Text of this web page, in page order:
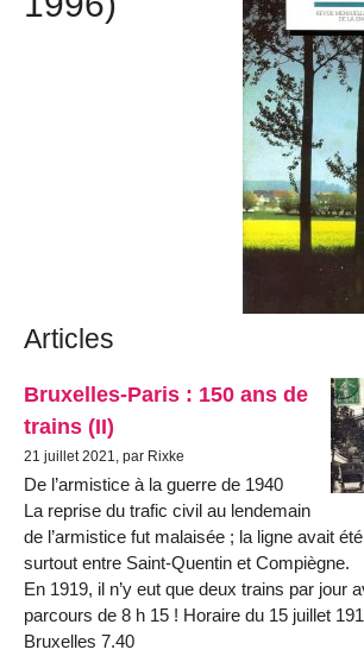
Articles
Bruxelles-Paris : 150 ans de
trains (II)
21 juillet 2021, par Rixke
De l’armistice à la guerre de 1940
La reprise du trafic civil au lendemain
de l’armistice fut malaisée ; la ligne avait
surtout entre Saint-Quentin et Compiègne.
En 1919, il n’y eut que deux trains par jour
parcours de 8 h 15 ! Horaire du 15 juillet
Bruxelles 7.40